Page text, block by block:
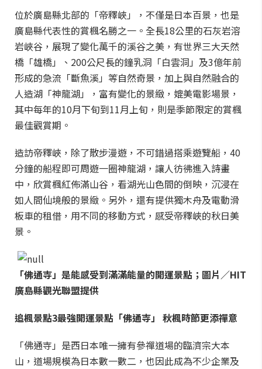
位於廣島縣北部的「帝釋峽」，不僅是日本百景，也是
廣島縣代表性的賞楓名勝之一。全長18公里的石灰岩溶
岩峽谷，展現了變化萬千的溪谷之美，有世界三大天然
橋「雄橋」、200公尺長的鐘乳洞「白雲洞」及3億年前
形成的急流「斷魚溪」等自然奇景，加上與自然融合的
人造湖「神龍湖」，富有變化的景緻，媲美電影場景，
其中每年的10月下旬到11月上旬，則是季節限定的賞楓
最佳觀賞期。
造訪帝釋峽，除了散步漫遊，不可錯過搭乘遊覽船，40
分鐘的船程即可周遊一圈神龍湖，讓人彷彿進入詩畫
中，欣賞楓紅佈滿山谷，看湖光山色間的倒映，沉浸在
如人間仙境般的景緻。另外，還有提供獨木舟及電動滑
板車的租借，用不同的移動方式，感受帝釋峽的秋日美
景。
「佛通寺」是能感受到滿滿能量的開運景點；圖片／HIT
廣島縣觀光聯盟提供
追楓景點3最強開運景點「佛通寺」 秋楓時節更添禪意
「佛通寺」是西日本唯一擁有參禪道場的臨濟宗大本
山，道場規模為日本數一數二，也因此成為不少企業及